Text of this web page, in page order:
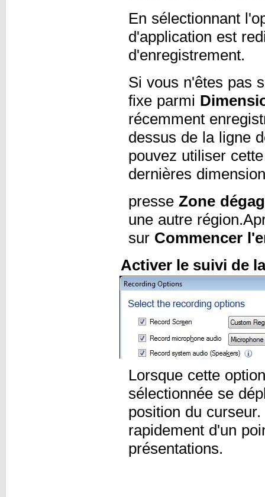
En sélectionnant
d'application est
d'enregistrement.
Si vous n'êtes pas
fixe parmi
récemment
dessus de la ligne
pouvez utiliser
dernières
presse Zone
une autre
sur Commencer
Activer le suivi de
Lorsque cette
sélectionnée se
position du
rapidement d'un
présentations.